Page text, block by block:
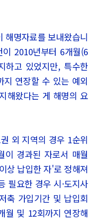
해명자료를 보내왔습니
2010년부터 6개월(6
하고 있었지만, 특수한
연장할 수 있는 예외
해왔다는 게 해명의 요
외 지역의 경우 1순위
이 경과된 자로서 매월
상 납입한 자'로 정해져
필요한 경우 시·도지사
축 가입기간 및 납입회
월 및 12회까지 연장해